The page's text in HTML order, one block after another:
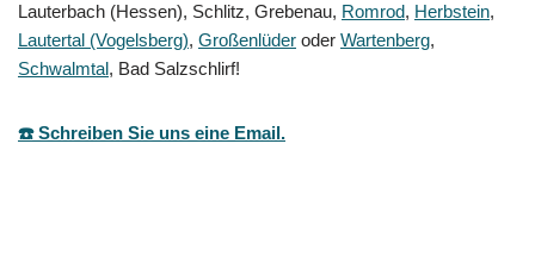
Lauterbach (Hessen), Schlitz, Grebenau, Romrod, Herbstein,
Lautertal (Vogelsberg), Großenlüder oder Wartenberg,
Schwalmtal, Bad Salzschlirf!
☎️ Schreiben Sie uns eine Email.